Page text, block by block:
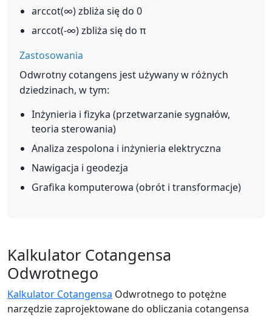
arccot(∞) zbliża się do 0
arccot(-∞) zbliża się do π
Zastosowania
Odwrotny cotangens jest używany w różnych
dziedzinach, w tym:
Inżynieria i fizyka (przetwarzanie sygnałów,
teoria sterowania)
Analiza zespolona i inżynieria elektryczna
Nawigacja i geodezja
Grafika komputerowa (obrót i transformacje)
Kalkulator Cotangensa
Odwrotnego
Kalkulator Cotangensa Odwrotnego to potężne
narzędzie zaprojektowane do obliczania cotangensa